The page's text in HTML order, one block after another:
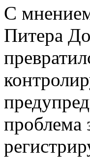
С
Питера
проблема